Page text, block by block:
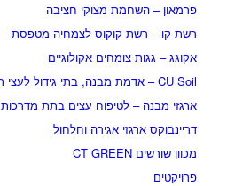
פרמאון – השחמת מצוקי חציבה
רשת קו – רשת קוקוס לצמחיה מטפסת
אקוגג – גגות צומחים אקולוגיים
CU Soil – אדמת מבנה, בתי גידול לעצי רחוב
ארגזי מבנה – לטיפוח עצים בתת מדרכות
דריינבוקס ארגזי אגירה וחלחול
מכוון שורשים CT GREEN
פרויקטים